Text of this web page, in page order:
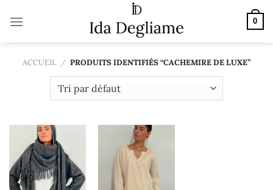
0
ACCUEIL / PRODUITS IDENTIFIÉS “CACHEMIRE DE LUXE”